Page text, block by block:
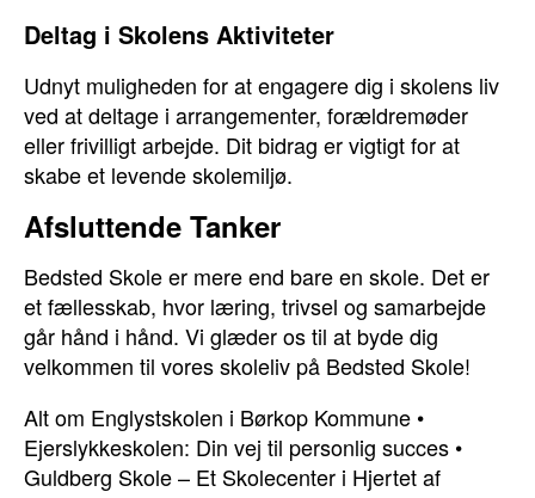
Deltag i Skolens Aktiviteter
Udnyt muligheden for at engagere dig i skolens liv
ved at deltage i arrangementer, forældremøder
eller frivilligt arbejde. Dit bidrag er vigtigt for at
skabe et levende skolemiljø.
Afsluttende Tanker
Bedsted Skole er mere end bare en skole. Det er
et fællesskab, hvor læring, trivsel og samarbejde
går hånd i hånd. Vi glæder os til at byde dig
velkommen til vores skoleliv på Bedsted Skole!
Alt om Englystskolen i Børkop Kommune •
Ejerslykkeskolen: Din vej til personlig succes •
Guldberg Skole – Et Skolecenter i Hjertet af